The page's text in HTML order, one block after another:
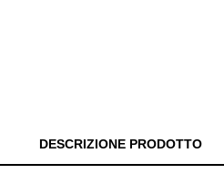
DESCRIZIONE PRODOTTO